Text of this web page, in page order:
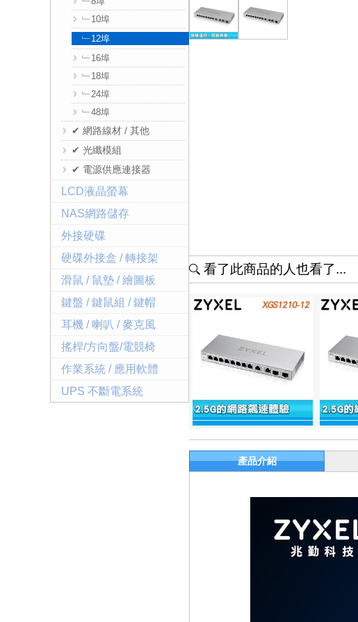
看了此商品的人也看了...
產品介紹
﹂10埠
﹂12埠
﹂16埠
﹂18埠
﹂24埠
﹂48埠
✔ 網路線材 / 其他
✔ 光纖模組
✔ 電源供應連接器
LCD液晶螢幕
NAS網路儲存
外接硬碟
硬碟外接盒 / 轉接架
滑鼠 / 鼠墊 / 繪圖板
鍵盤 / 鍵鼠組 / 鍵帽
耳機 / 喇叭 / 麥克風
搖桿/方向盤/電競椅
作業系統 / 應用軟體
UPS 不斷電系統